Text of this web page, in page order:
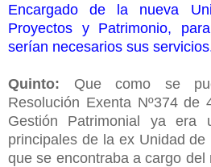
Encargado de la nueva
Proyectos y Patrimonio,
serían necesarios sus
Quinto: Que como se
Resolución Exenta Nº374
Gestión Patrimonial ya era
principales de la ex Unidad de
que se encontraba a cargo